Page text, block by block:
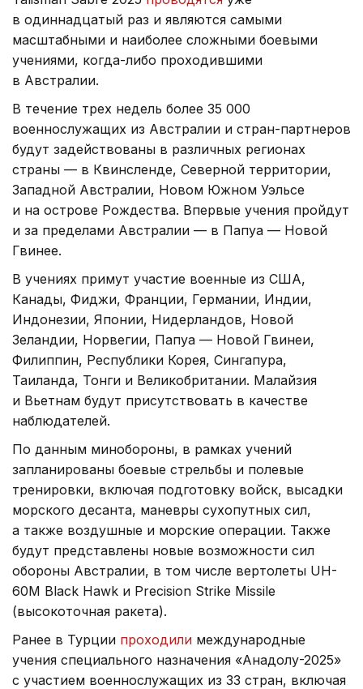
в одиннадцатый раз и являются самыми
масштабными и наиболее сложными боевыми
учениями, когда-либо проходившими
в Австралии.
В течение трех недель более 35 000
военнослужащих из Австралии и стран-партнеров
будут задействованы в различных регионах
страны — в Квинсленде, Северной территории,
Западной Австралии, Новом Южном Уэльсе
и на острове Рождества. Впервые учения пройдут
и за пределами Австралии — в Папуа — Новой
Гвинее.
В учениях примут участие военные из США,
Канады, Фиджи, Франции, Германии, Индии,
Индонезии, Японии, Нидерландов, Новой
Зеландии, Норвегии, Папуа — Новой Гвинеи,
Филиппин, Республики Корея, Сингапура,
Таиланда, Тонги и Великобритании. Малайзия
и Вьетнам будут присутствовать в качестве
наблюдателей.
По данным минобороны, в рамках учений
запланированы боевые стрельбы и полевые
тренировки, включая подготовку войск, высадки
морского десанта, маневры сухопутных сил,
а также воздушные и морские операции. Также
будут представлены новые возможности сил
обороны Австралии, в том числе вертолеты UH-
60M Black Hawk и Precision Strike Missile
(высокоточная ракета).
Ранее в Турции проходили международные
учения специального назначения «Анадолу-2025»
с участием военнослужащих из 33 стран, включая